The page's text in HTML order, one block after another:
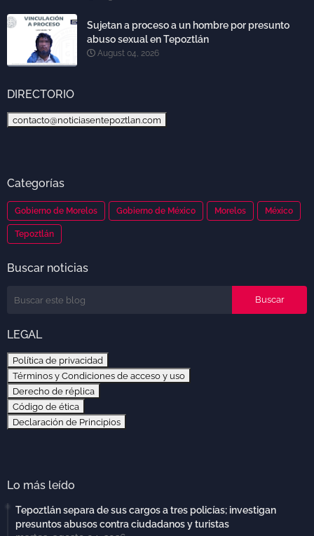
Sujetan a proceso a un hombre por presunto
abuso sexual en Tepoztlán
August 04, 2026
DIRECTORIO
contacto@noticiasentepoztlan.com
Categorías
Gobierno de Morelos Gobierno de México Morelos México
Tepoztlán
Buscar noticias
LEGAL
Política de privacidad
Términos y Condiciones de acceso y uso
Derecho de réplica
Código de ética
Declaración de Principios
Lo más leído
Tepoztlán separa de sus cargos a tres policías; investigan
presuntos abusos contra ciudadanos y turistas